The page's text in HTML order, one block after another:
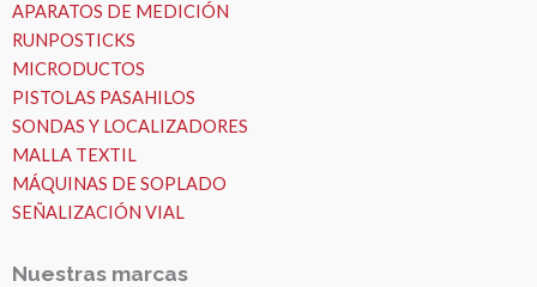
APARATOS DE MEDICIÓN
RUNPOSTICKS
MICRODUCTOS
PISTOLAS PASAHILOS
SONDAS Y LOCALIZADORES
MALLA TEXTIL
MÁQUINAS DE SOPLADO
SEÑALIZACIÓN VIAL
Nuestras marcas